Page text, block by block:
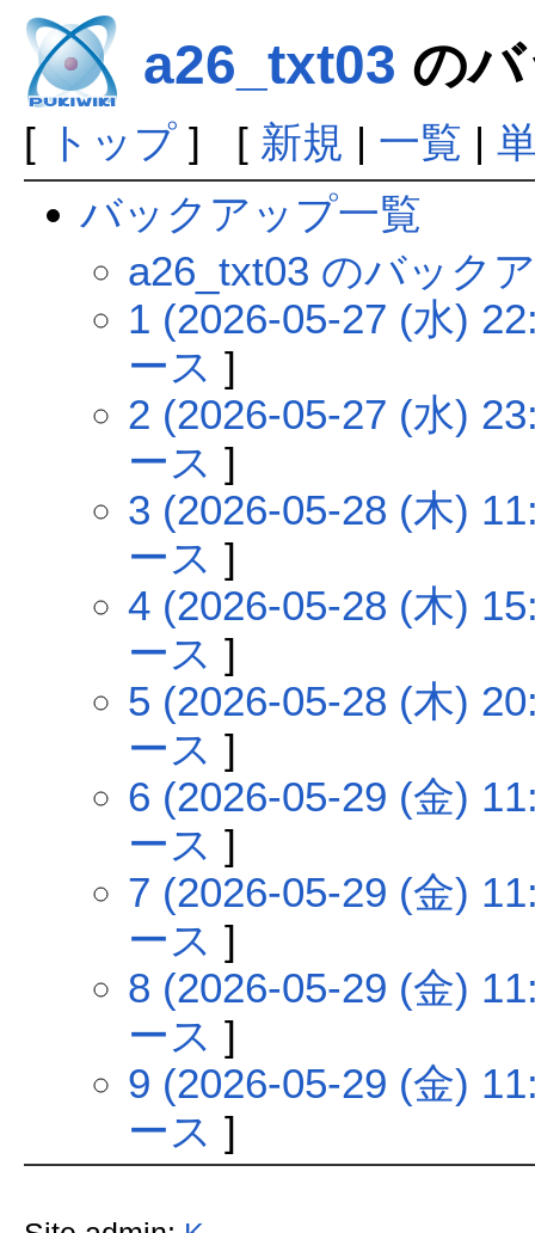
a26_txt03 の
[ トップ] [ 新規 | 一覧 |
バックアップ一覧
a26_txt03 のバック
1 (2026-05-27 (水)
ース ]
2 (2026-05-27 (水)
ース ]
3 (2026-05-28 (木)
ース ]
4 (2026-05-28 (木)
ース ]
5 (2026-05-28 (木)
ース ]
6 (2026-05-29 (金)
ース ]
7 (2026-05-29 (金)
ース ]
8 (2026-05-29 (金)
ース ]
9 (2026-05-29 (金)
ース ]